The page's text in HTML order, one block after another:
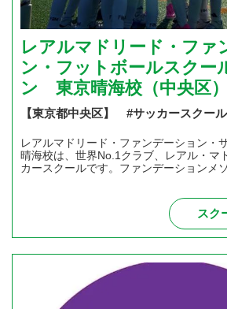
レアルマドリード・ファ
ン・フットボールスクー
ン 東京晴海校（中央区）
【東京都中央区】 #サッカースクール
レアルマドリード・ファンデーション・
晴海校は、世界No.1クラブ、レアル・マ
カースクールです。ファンデーションメ
スク